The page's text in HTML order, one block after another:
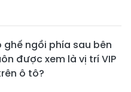
ghế ngồi phía sau bên
được xem là vị trí VIP
ô tô?